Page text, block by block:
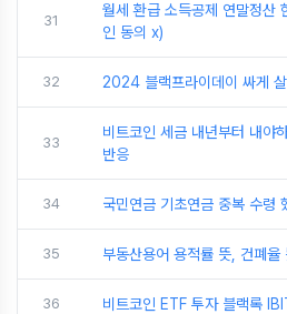
31
월세 환급 소득공제 연말정산
인 동의 x)
32 2024 블랙프라이데이 싸게
33
비트코인 세금 내년부터 내야
반응
34 국민연금 기초연금 중복 수령
35 부동산용어 용적률 뜻, 건폐율
36 비트코인 ETF 투자 블랙록